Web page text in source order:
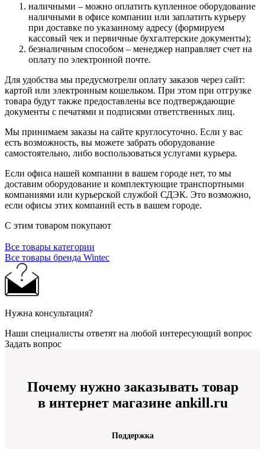
наличными – можно оплатить купленное оборудование
наличными в офисе компании или заплатить курьеру
при доставке по указанному адресу (формируем
кассовый чек и первичные бухгалтерские документы);
безналичным способом – менеджер направляет счет на
оплату по электронной почте.
Для удобства мы предусмотрели оплату заказов через сайт:
картой или электронным кошельком. При этом при отгрузке
товара будут также предоставлены все подтверждающие
документы с печатями и подписями ответственных лиц.
Мы принимаем заказы на сайте круглосуточно. Если у вас
есть возможность, вы можете забрать оборудование
самостоятельно, либо воспользоваться услугами курьера.
Если офиса нашей компании в вашем городе нет, то мы
доставим оборудование и комплектующие транспортными
компаниями или курьерской службой СДЭК. Это возможно,
если офисы этих компаний есть в вашем городе.
С этим товаром покупают
Все товары категории
Все товары бренда Wintec
Нужна консультация?
Наши специалисты ответят на любой интересующий вопрос
Задать вопрос
Почему нужно заказывать товар
в интернет магазине ankill.ru
Поддержка